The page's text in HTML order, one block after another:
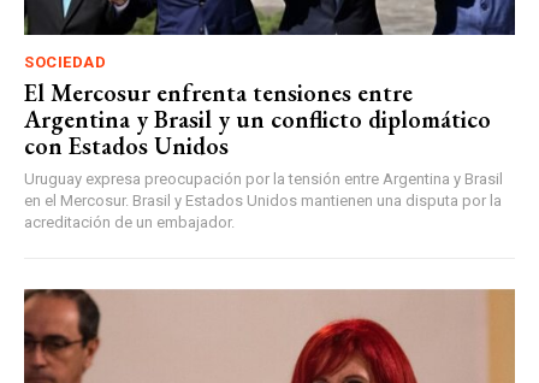
SOCIEDAD
El Mercosur enfrenta tensiones entre
Argentina y Brasil y un conflicto diplomático
con Estados Unidos
Uruguay expresa preocupación por la tensión entre Argentina y Brasil
en el Mercosur. Brasil y Estados Unidos mantienen una disputa por la
acreditación de un embajador.